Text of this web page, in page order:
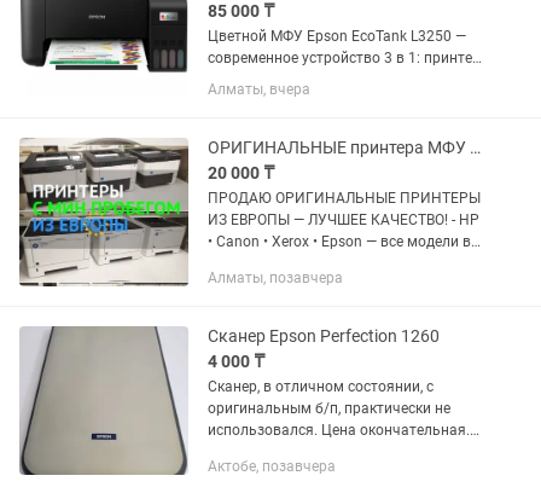
85 000 ₸
Цветной МФУ Epson EcoTank L3250 —
современное устройство 3 в 1: принтер,
сканер и копир. Отлично подходит для
дома, учебы, офиса и бизнеса.
подачи чернил печать...
Алматы, вчера
ОРИГИНАЛЬНЫЕ принтера МФУ из ЕВРОПЫ лучшее качество
20 000 ₸
ПРОДАЮ ОРИГИНАЛЬНЫЕ ПРИНТЕРЫ
ИЗ ЕВРОПЫ — ЛУЧШЕЕ КАЧЕСТВО! - HP
• Canon • Xerox • Epson — все модели в
лучший выбор? - Европейское качество
Алматы, позавчера
Сканер Epson Perfection 1260
4 000 ₸
Сканер, в отличном состоянии, с
оригинальным б/п, практически не
использовался. Цена окончательная.
Актобе, позавчера